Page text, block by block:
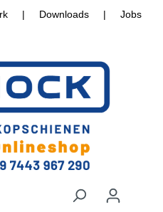
| Downloads | Jobs